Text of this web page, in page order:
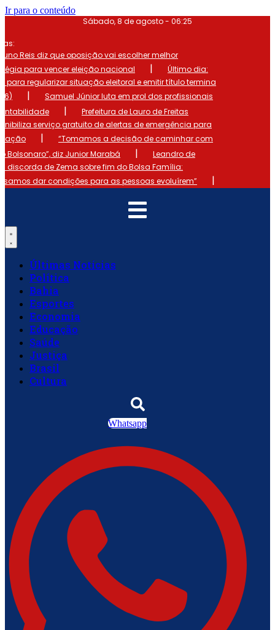
Ir para o conteúdo
Sábado, 8 de agosto - 06:25
Reis diz que oposição vai escolher melhor
para vencer eleição nacional
|
Último dia:
para regularizar situação eleitoral e emitir título termina
|
Samuel Júnior luta em prol dos profissionais
|
Prefeitura de Lauro de Freitas
serviço gratuito de alertas de emergência para
|
“Tomamos a decisão de caminhar com
Bolsonaro”, diz Junior Marabá
|
Leandro de
discorda de Zema sobre fim do Bolsa Família:
dar condições para as pessoas evoluírem”
|
Últimas Notícias
Política
Bahia
Esportes
Economia
Educação
Saúde
Justiça
Brasil
Cultura
Whatsapp